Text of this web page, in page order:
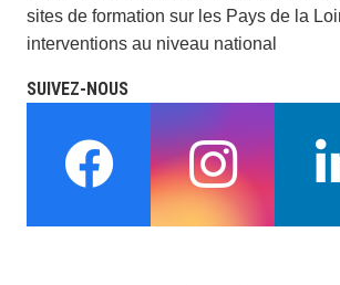
sites de formation sur les Pays de la
interventions au niveau national
SUIVEZ-NOUS